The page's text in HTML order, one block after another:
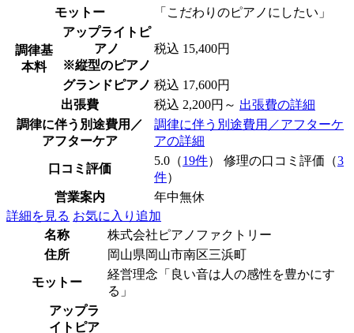
モットー
「こだわりのピアノにしたい」
調律基
本料
アップライトピ
アノ
※縦型のピアノ
税込 15,400円
グランドピアノ 税込 17,600円
出張費
税込 2,200円～ 出張費の詳細
調律に伴う別途費用／
アフターケア
調律に伴う別途費用／アフターケ
アの詳細
口コミ評価
5.0（19件） 修理の口コミ評価（3
件）
営業案内
年中無休
詳細を見る お気に入り追加
名称
株式会社ピアノファクトリー
住所
岡山県岡山市南区三浜町
モットー
経営理念「良い音は人の感性を豊かにす
る」
アップラ
イトピア